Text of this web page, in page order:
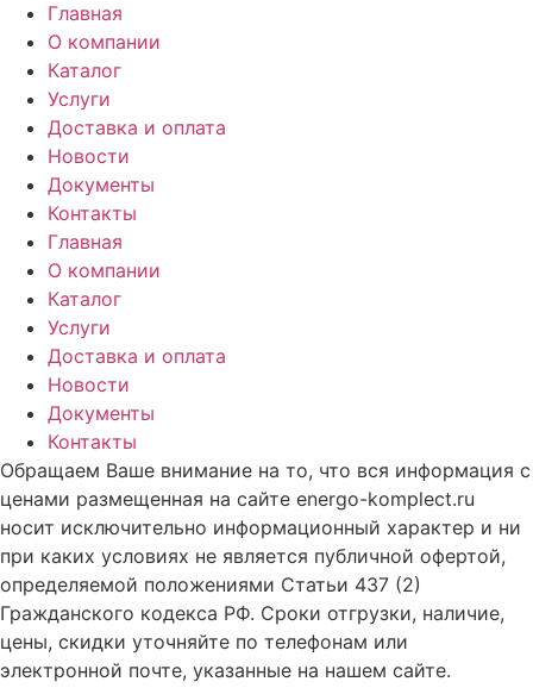
Главная
О компании
Каталог
Услуги
Доставка и оплата
Новости
Документы
Контакты
Главная
О компании
Каталог
Услуги
Доставка и оплата
Новости
Документы
Контакты
Обращаем Ваше внимание на то, что вся информация с
ценами размещенная на сайте energo-komplect.ru
носит исключительно информационный характер и ни
при каких условиях не является публичной офертой,
определяемой положениями Статьи 437 (2)
Гражданского кодекса РФ. Сроки отгрузки, наличие,
цены, скидки уточняйте по телефонам или
электронной почте, указанные на нашем сайте.